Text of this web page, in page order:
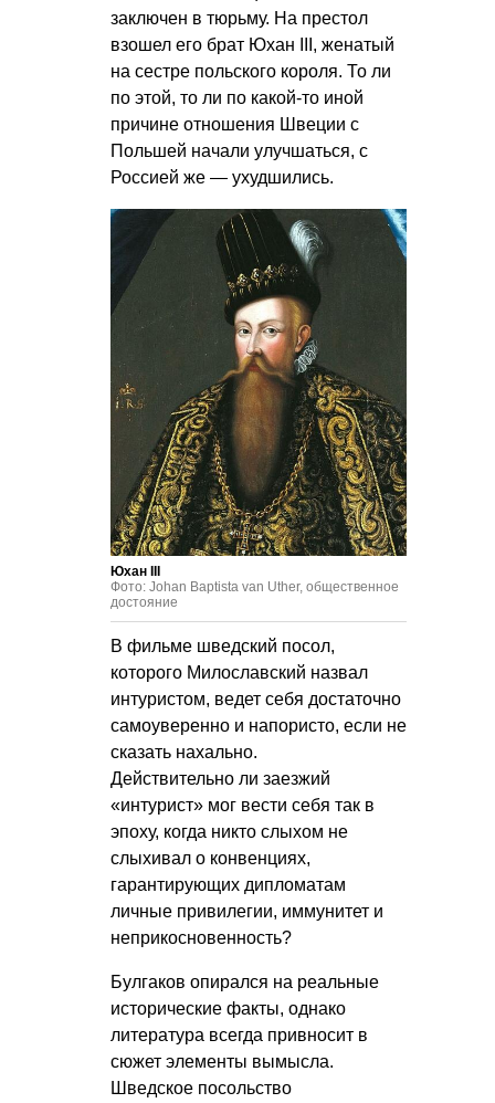
заключен в тюрьму. На престол
взошел его брат Юхан III, женатый
на сестре польского короля. То ли
по этой, то ли по какой-то иной
причине отношения Швеции с
Польшей начали улучшаться, с
Россией же — ухудшились.
Юхан III
Фото: Johan Baptista van Uther, общественное
достояние
В фильме шведский посол,
которого Милославский назвал
интуристом, ведет себя достаточно
самоуверенно и напористо, если не
сказать нахально.
Действительно ли заезжий
«интурист» мог вести себя так в
эпоху, когда никто слыхом не
слыхивал о конвенциях,
гарантирующих дипломатам
личные привилегии, иммунитет и
неприкосновенность?
Булгаков опирался на реальные
исторические факты, однако
литература всегда привносит в
сюжет элементы вымысла.
Шведское посольство